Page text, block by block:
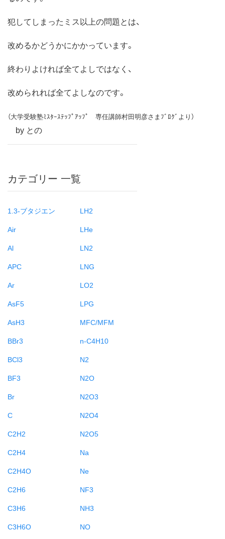
犯してしまったミス以上の問題とは、
改めるかどうかにかかっています。
終わりよければ全てよしではなく、
改められれば全てよしなのです。
（大学受験塾ﾐｽﾀｰｽﾃｯﾌﾟｱｯﾌﾟ 専任講師村田明彦さまﾌﾞﾛｸﾞより）
by との
カテゴリー 一覧
1.3-ブタジエン
Air
Al
APC
Ar
AsF5
AsH3
BBr3
BCl3
BF3
Br
C
C2H2
C2H4
C2H4O
C2H6
C3H6
C3H6O
LH2
LHe
LN2
LNG
LO2
LPG
MFC/MFM
n-C4H10
N2
N2O
N2O3
N2O4
N2O5
Na
Ne
NF3
NH3
NO